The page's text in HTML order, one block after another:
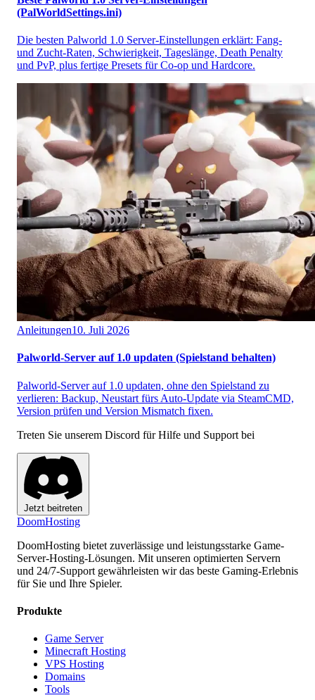
(PalWorldSettings.ini)
Die besten Palworld 1.0 Server-Einstellungen erklärt: Fang-
und Zucht-Raten, Schwierigkeit, Tageslänge, Death Penalty
und PvP, plus fertige Presets für Co-op und Hardcore.
Anleitungen10. Juli 2026
Palworld-Server auf 1.0 updaten (Spielstand behalten)
Palworld-Server auf 1.0 updaten, ohne den Spielstand zu
verlieren: Backup, Neustart fürs Auto-Update via SteamCMD,
Version prüfen und Version Mismatch fixen.
Treten Sie unserem Discord für Hilfe und Support bei
Jetzt beitreten
DoomHosting
DoomHosting bietet zuverlässige und leistungsstarke Game-
Server-Hosting-Lösungen. Mit unseren optimierten Servern
und 24/7-Support gewährleisten wir das beste Gaming-Erlebnis
für Sie und Ihre Spieler.
Produkte
Game Server
Minecraft Hosting
VPS Hosting
Domains
Tools